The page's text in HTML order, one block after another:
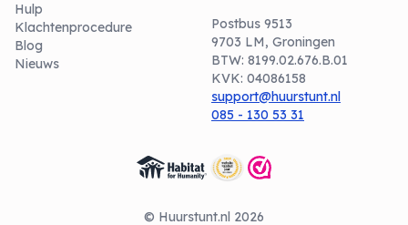
Hulp
Klachtenprocedure
Blog
Nieuws
Postbus 9513
9703 LM, Groningen
BTW: 8199.02.676.B.01
KVK: 04086158
support@huurstunt.nl
085 - 130 53 31
© Huurstunt.nl 2026